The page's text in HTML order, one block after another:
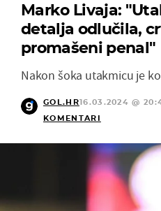
Marko Livaja:
detalja odlučila,
promašeni penal"
Nakon šoka utakmicu je
GOL.HR16.03.2024 @
KOMENTARI